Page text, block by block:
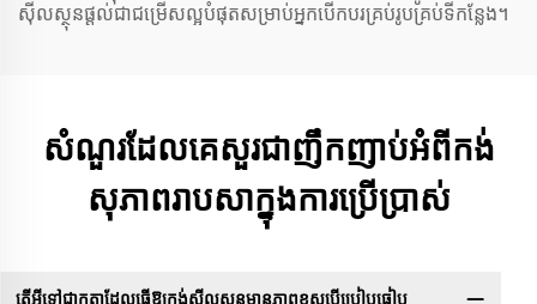
ស៊ីលស្ថុនផ្តល់ជាជម្រើសល្អបំផុតសម្រាប់អ្នកបើកបរគ្រប់រូបគ្រប់ទីកន្លែង។
សំណួរដែលគេសួរជាញឹកញាប់អំពីកង់
សុភាពរាបសាក្នុងការប្រើប្រាស់
តើអ្វីទៅជាកត្តាដែលធ្វើឱ្យកង់ស៊ីលស្ថុនមានភាពខុសបើប្រៀបធៀប